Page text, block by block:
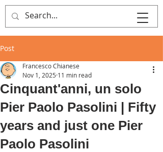
MULTIPLE ITALY
Post
Cinquant'anni, un solo
Pier Paolo Pasolini | Fifty
years and just one Pier
Paolo Pasolini
Francesco Chianese
Nov 1, 2025 11 min read